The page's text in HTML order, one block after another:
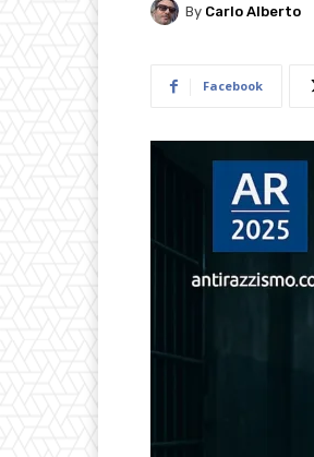
By Carlo Alberto
Facebook